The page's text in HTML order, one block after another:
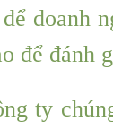
doanh
để đánh
ty